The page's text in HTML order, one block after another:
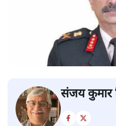
संजय कुमार